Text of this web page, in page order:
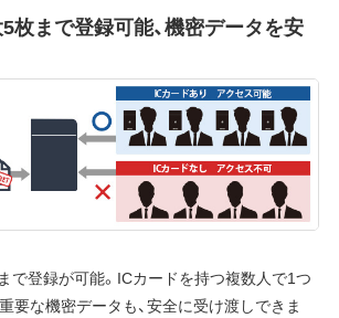
枚まで登録可能、機密データを安
で登録が可能。ICカードを持つ複数人で1つ
要な機密データも、安全に受け渡しできま